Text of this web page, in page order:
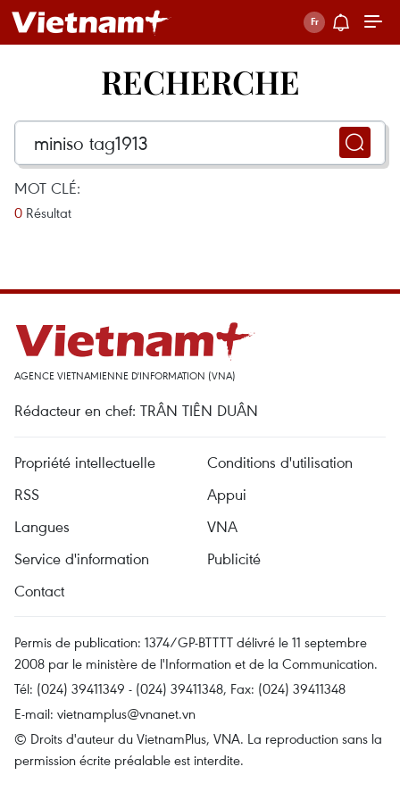
RECHERCHE
MOT CLÉ:
0 Résultat
AGENCE VIETNAMIENNE D'INFORMATION (VNA)
Rédacteur en chef: TRÂN TIÊN DUÂN
Propriété intellectuelle
Conditions d'utilisation
RSS
Appui
Langues
VNA
Service d'information
Publicité
Contact
Permis de publication: 1374/GP-BTTTT délivré le 11 septembre
2008 par le ministère de l'Information et de la Communication.
Tél: (024) 39411349 - (024) 39411348, Fax: (024) 39411348
E-mail: vietnamplus@vnanet.vn
© Droits d'auteur du VietnamPlus, VNA. La reproduction sans la
permission écrite préalable est interdite.